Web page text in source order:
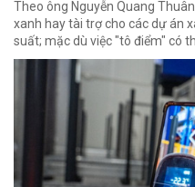
Theo ông Nguyễn Quang
xanh hay tài trợ cho các dự án
suất; mặc dù việc "tô điểm" có